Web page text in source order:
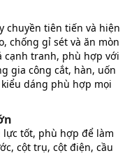
chuyền tiên tiến và hiện
chống gỉ sét và ăn mòn
cạnh tranh, phù hợp với
gia công cắt, hàn, uốn
dáng phù hợp mọi
lực tốt, phù hợp để làm
cột trụ, cột điện, cầu